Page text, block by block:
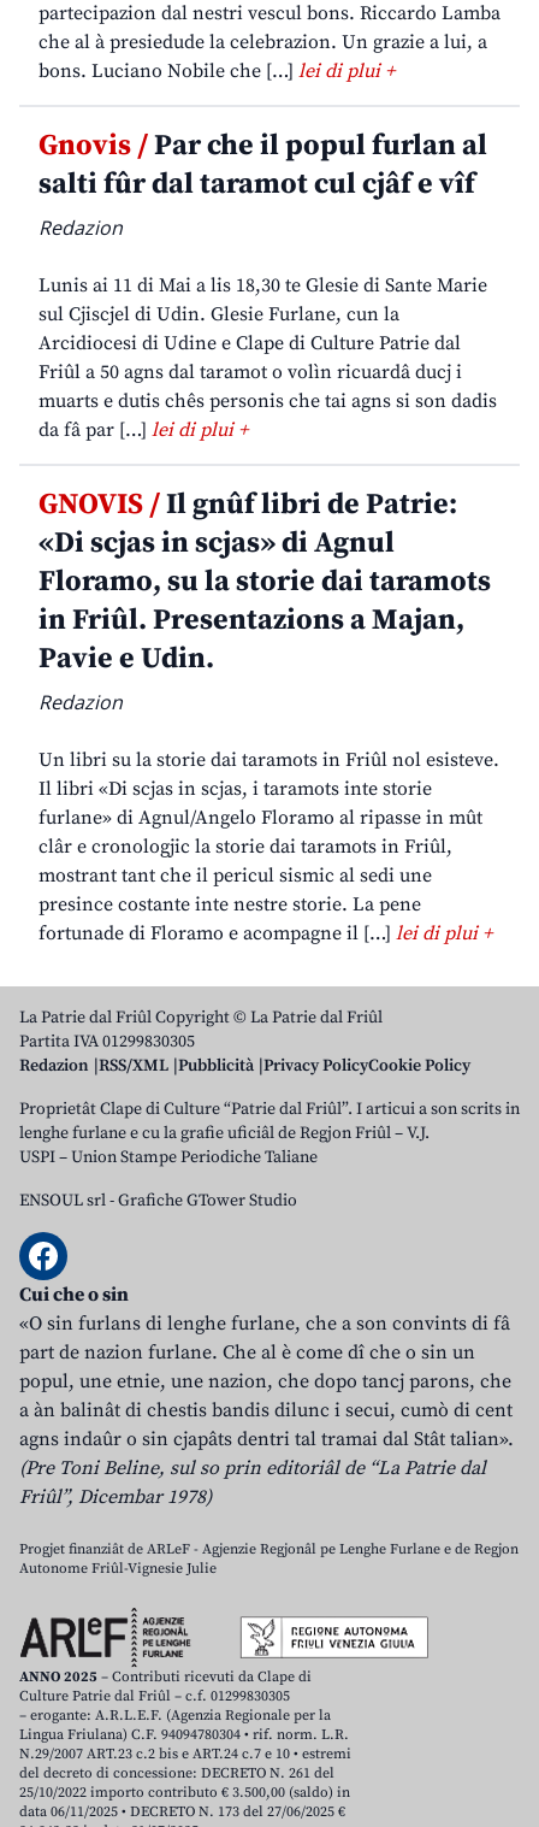
partecipazion dal nestri vescul bons. Riccardo Lamba
che al à presiedude la celebrazion. Un grazie a lui, a
bons. Luciano Nobile che […] lei di plui +
Gnovis /Par che il popul furlan al
salti fûr dal taramot cul cjâf e vîf
Redazion
Lunis ai 11 di Mai a lis 18,30 te Glesie di Sante Marie
sul Cjiscjel di Udin. Glesie Furlane, cun la
Arcidiocesi di Udine e Clape di Culture Patrie dal
Friûl a 50 agns dal taramot o volìn ricuardâ ducj i
muarts e dutis chês personis che tai agns si son dadis
da fâ par […] lei di plui +
GNOVIS /Il gnûf libri de Patrie:
«Di scjas in scjas» di Agnul
Floramo, su la storie dai taramots
in Friûl. Presentazions a Majan,
Pavie e Udin.
Redazion
Un libri su la storie dai taramots in Friûl nol esisteve.
Il libri «Di scjas in scjas, i taramots inte storie
furlane» di Agnul/Angelo Floramo al ripasse in mût
clâr e cronologjic la storie dai taramots in Friûl,
mostrant tant che il pericul sismic al sedi une
presince costante inte nestre storie. La pene
fortunade di Floramo e acompagne il […] lei di plui +
La Patrie dal Friûl Copyright © La Patrie dal Friûl
Partita IVA 01299830305
Redazion RSS/XML Pubblicità Privacy PolicyCookie Policy
Proprietât Clape di Culture “Patrie dal Friûl”. I articui a son scrits in
lenghe furlane e cu la grafie uficiâl de Regjon Friûl – V.J.
USPI – Union Stampe Periodiche Taliane
ENSOUL srl-Grafiche GTower Studio
Cui che o sin
«O sin furlans di lenghe furlane, che a son convints di fâ
part de nazion furlane. Che al è come dî che o sin un
popul, une etnie, une nazion, che dopo tancj parons, che
a àn balinât di chestis bandis dilunc i secui, cumò di cent
agns indaûr o sin cjapâts dentri tal tramai dal Stât talian».
(Pre Toni Beline, sul so prin editoriâl de “La Patrie dal
Friûl”, Dicembar 1978)
Progjet finanziât de ARLeF - Agjenzie Regjonâl pe Lenghe Furlane e de Regjon
Autonome Friûl-Vignesie Julie
ANNO 2025 – Contributi ricevuti da Clape di
Culture Patrie dal Friûl – c.f. 01299830305
– erogante: A.R.L.E.F. (Agenzia Regionale per la
Lingua Friulana) C.F. 94094780304 • rif. norm. L.R.
N.29/2007 ART.23 c.2 bis e ART.24 c.7 e 10 • estremi
del decreto di concessione: DECRETO N. 261 del
25/10/2022 importo contributo € 3.500,00 (saldo) in
data 06/11/2025 • DECRETO N. 173 del 27/06/2025 €